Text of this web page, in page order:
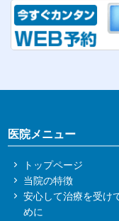
医院メニュー
トップページ
当院の特徴
安心して治療を受け
めに